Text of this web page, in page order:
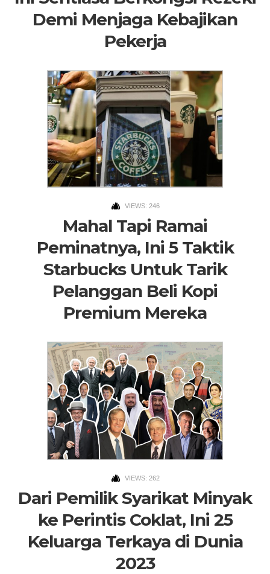
Demi Menjaga Kebajikan
Pekerja
VIEWS: 246
Mahal Tapi Ramai
Peminatnya, Ini 5 Taktik
Starbucks Untuk Tarik
Pelanggan Beli Kopi
Premium Mereka
VIEWS: 262
Dari Pemilik Syarikat Minyak
ke Perintis Coklat, Ini 25
Keluarga Terkaya di Dunia
2023